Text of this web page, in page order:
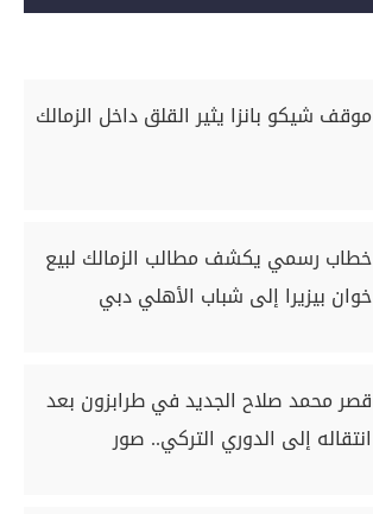
موقف شيكو بانزا يثير القلق داخل الزمالك
خطاب رسمي يكشف مطالب الزمالك لبيع
خوان بيزيرا إلى شباب الأهلي دبي
قصر محمد صلاح الجديد في طرابزون بعد
انتقاله إلى الدوري التركي.. صور